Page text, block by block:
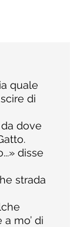
quale
di
dove
disse
strada
mo’ di